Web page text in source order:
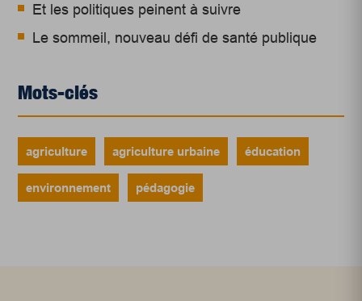
Et les politiques peinent à suivre
Le sommeil, nouveau défi de santé publique
Mots-clés
agriculture agriculture urbaine éducation
environnement pédagogie